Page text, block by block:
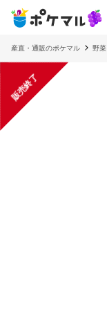
産直・通販のポケマル 野菜
販売終了